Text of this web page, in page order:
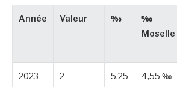
Année Valeur ‰
‰
Moselle
2023
2
5,25
4,55 ‰